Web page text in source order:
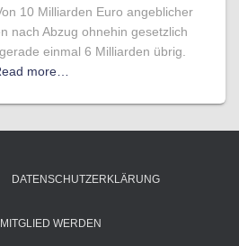
10 Milliarden Euro angeblicher
nach Abzug ohnehin gesetzlich
einmal 6 Milliarden übrig.
more…
DATENSCHUTZERKLÄRUNG
WERDEN